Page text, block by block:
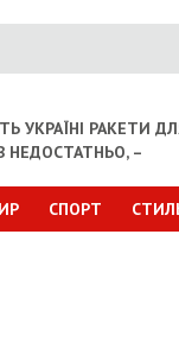
УКРАЇНІ РАКЕТИ
НЕДОСТАТНЬО, –
СПОРТ